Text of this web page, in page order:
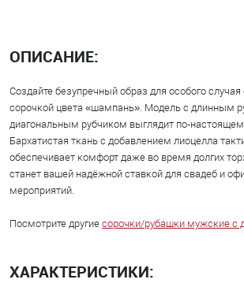
ОПИСАНИЕ:
Создайте безупречный образ для особого случая
сорочкой цвета «шампань». Модель с длинным
диагональным рубчиком выглядит
Бархатистая ткань с добавлением лиоцелла
обеспечивает комфорт даже во время долгих
станет вашей надёжной ставкой для свадеб и
мероприятий.
Посмотрите другие сорочки/рубашки мужские с
ХАРАКТЕРИСТИКИ: